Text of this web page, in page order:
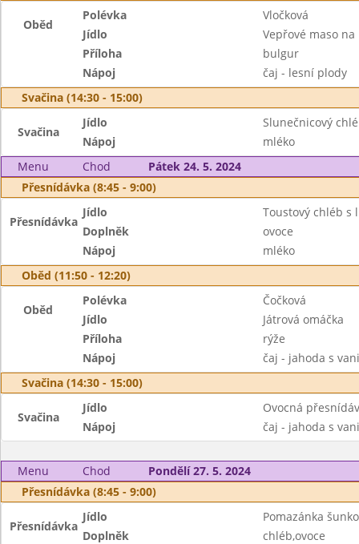
Oběd
Polévka
Vločková
Jídlo
Vepřové maso na
Příloha
bulgur
Nápoj
čaj - lesní plody
Svačina (14:30 - 15:00)
Svačina
Jídlo
Slunečnicový
Nápoj
mléko
Menu
Chod
Pátek 24. 5. 2024
Přesnídávka (8:45 - 9:00)
Přesnídávka
Jídlo
Toustový chléb s
Doplněk
ovoce
Nápoj
mléko
Oběd (11:50 - 12:20)
Oběd
Polévka
Čočková
Jídlo
Játrová omáčka
Příloha
rýže
Nápoj
čaj - jahoda s
Svačina (14:30 - 15:00)
Svačina
Jídlo
Ovocná
Nápoj
čaj - jahoda s
Menu Chod
Pondělí 27. 5. 2024
Přesnídávka (8:45 - 9:00)
Přesnídávka
Jídlo
Pomazánka
Doplněk
chléb,ovoce